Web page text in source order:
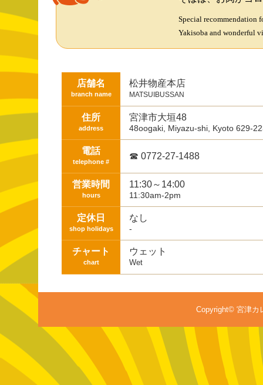
Special recommendation
Yakisoba and wonderful
店舗名
branch name
松井物産本店
MATSUIBUSSAN
住所
address
宮津市大垣48
48oogaki, Miyazu-shi, Kyoto 629-
電話
telephone #
☎ 0772-27-1488
営業時間
hours
11:30～14:00
11:30am-2pm
定休日
shop holidays
なし
-
チャート
chart
ウェット
Wet
Copyright© 宮津カ